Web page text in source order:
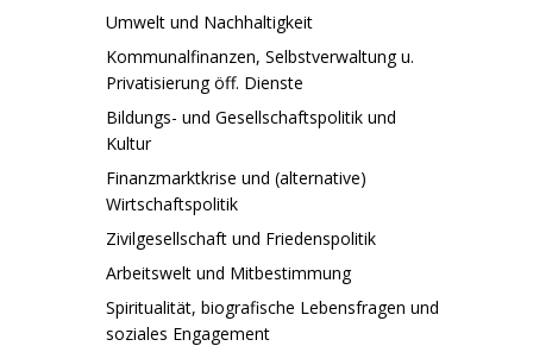
Umwelt und Nachhaltigkeit
Kommunalfinanzen, Selbstverwaltung u.
Privatisierung öff. Dienste
Bildungs- und Gesellschaftspolitik und
Kultur
Finanzmarktkrise und (alternative)
Wirtschaftspolitik
Zivilgesellschaft und Friedenspolitik
Arbeitswelt und Mitbestimmung
Spiritualität, biografische Lebensfragen und
soziales Engagement